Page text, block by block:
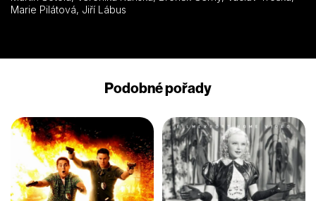
Marie Pilátová, Jiří Lábus
Podobné pořady